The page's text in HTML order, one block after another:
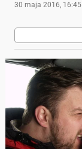
30 maja 2016, 16:45